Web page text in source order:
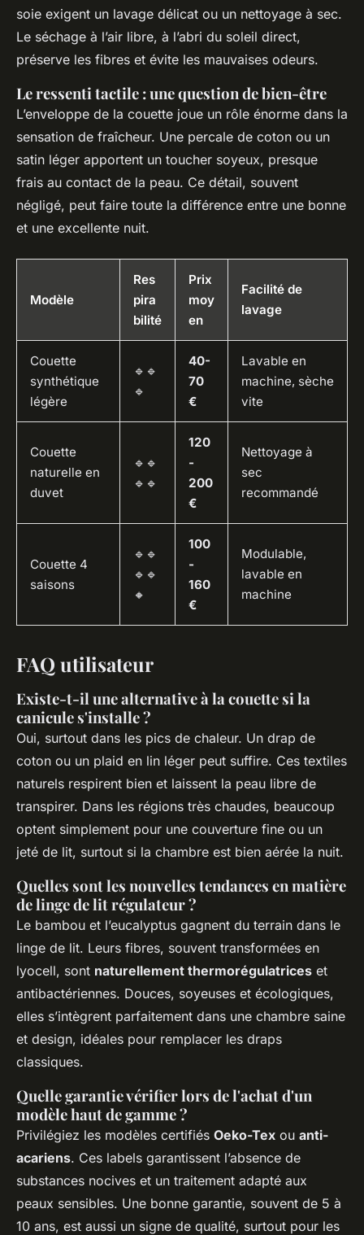
soie exigent un lavage délicat ou un nettoyage à sec.
Le séchage à l’air libre, à l’abri du soleil direct,
préserve les fibres et évite les mauvaises odeurs.
Le ressenti tactile : une question de bien-être
L’enveloppe de la couette joue un rôle énorme dans la
sensation de fraîcheur. Une percale de coton ou un
satin léger apportent un toucher soyeux, presque
frais au contact de la peau. Ce détail, souvent
négligé, peut faire toute la différence entre une bonne
et une excellente nuit.
Modèle
Res
pira
bilité
Prix
moy
en
Facilité de
lavage
Couette
synthétique
légère
🔹🔹
🔹
40-
70
€
Lavable en
machine, sèche
vite
Couette
naturelle en
duvet
🔹🔹
🔹🔹
120
-
200
€
Nettoyage à
sec
recommandé
Couette 4
saisons
🔹🔹
🔹🔹
🔸
100
-
160
€
Modulable,
lavable en
machine
FAQ utilisateur
Existe-t-il une alternative à la couette si la
canicule s'installe ?
Oui, surtout dans les pics de chaleur. Un drap de
coton ou un plaid en lin léger peut suffire. Ces textiles
naturels respirent bien et laissent la peau libre de
transpirer. Dans les régions très chaudes, beaucoup
optent simplement pour une couverture fine ou un
jeté de lit, surtout si la chambre est bien aérée la nuit.
Quelles sont les nouvelles tendances en matière
de linge de lit régulateur ?
Le bambou et l’eucalyptus gagnent du terrain dans le
linge de lit. Leurs fibres, souvent transformées en
lyocell, sont naturellement thermorégulatrices et
antibactériennes. Douces, soyeuses et écologiques,
elles s’intègrent parfaitement dans une chambre saine
et design, idéales pour remplacer les draps
classiques.
Quelle garantie vérifier lors de l'achat d'un
modèle haut de gamme ?
Privilégiez les modèles certifiés Oeko-Tex ou anti-
acariens. Ces labels garantissent l’absence de
substances nocives et un traitement adapté aux
peaux sensibles. Une bonne garantie, souvent de 5 à
10 ans, est aussi un signe de qualité, surtout pour les